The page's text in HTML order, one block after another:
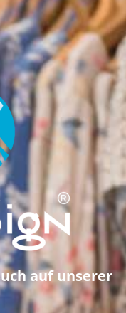
auf unserer